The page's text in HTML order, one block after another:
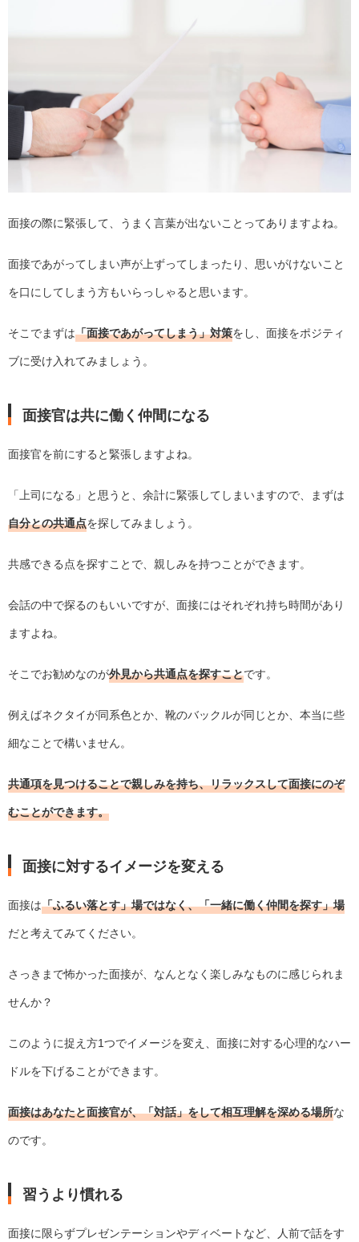
面接の際に緊張して、うまく言葉が出ないことってありますよね。
面接であがってしまい声が上ずってしまったり、思いがけないこと
を口にしてしまう方もいらっしゃると思います。
そこでまずは「面接であがってしまう」対策をし、面接をポジティ
ブに受け入れてみましょう。
面接官は共に働く仲間になる
面接官を前にすると緊張しますよね。
「上司になる」と思うと、余計に緊張してしまいますので、まずは
自分との共通点を探してみましょう。
共感できる点を探すことで、親しみを持つことができます。
会話の中で探るのもいいですが、面接にはそれぞれ持ち時間があり
ますよね。
そこでお勧めなのが外見から共通点を探すことです。
例えばネクタイが同系色とか、靴のバックルが同じとか、本当に些
細なことで構いません。
共通項を見つけることで親しみを持ち、リラックスして面接にのぞ
むことができます。
面接に対するイメージを変える
面接は「ふるい落とす」場ではなく、「一緒に働く仲間を探す」場
だと考えてみてください。
さっきまで怖かった面接が、なんとなく楽しみなものに感じられま
せんか？
このように捉え方1つでイメージを変え、面接に対する心理的なハー
ドルを下げることができます。
面接はあなたと面接官が、「対話」をして相互理解を深める場所な
のです。
習うより慣れる
面接に限らずプレゼンテーションやディベートなど、人前で話をす